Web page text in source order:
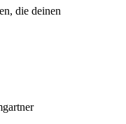
die deinen